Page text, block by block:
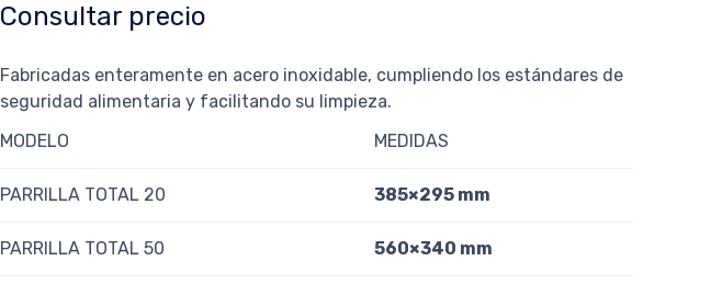
Consultar precio
Fabricadas enteramente en acero inoxidable, cumpliendo los estándares de
seguridad alimentaria y facilitando su limpieza.
MODELO
MEDIDAS
PARRILLA TOTAL 20 385×295 mm
PARRILLA TOTAL 50 560×340 mm